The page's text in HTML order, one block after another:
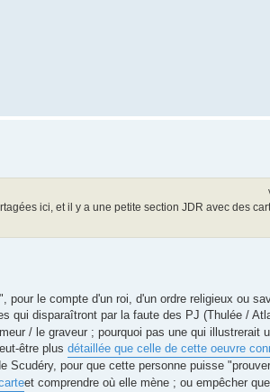
ici, et il y a une petite section JDR avec des
le compte d'un roi, d'un ordre religieux ou
qui disparaîtront par la faute des PJ (Thulée /
/ le graveur ; pourquoi pas une qui illustrerait
être plus détaillée que celle de cette oeuvre
Scudéry, pour que cette personne puisse
et comprendre où elle mène ; ou empêcher